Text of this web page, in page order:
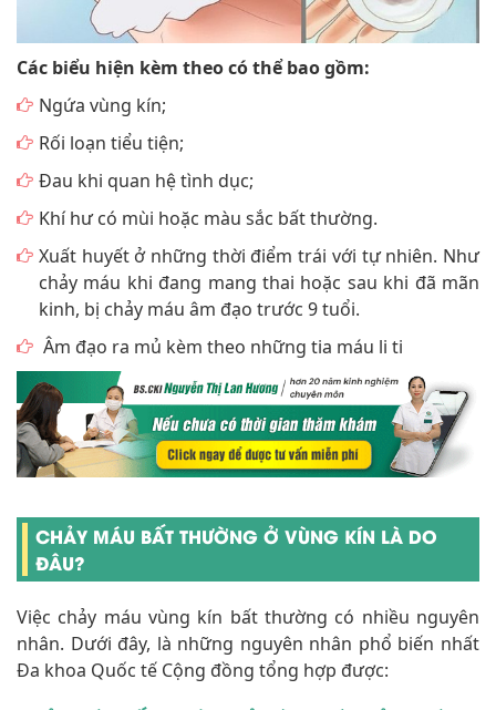
Các biểu hiện kèm theo có thể bao gồm:
Ngứa vùng kín;
Rối loạn tiểu tiện;
Đau khi quan hệ tình dục;
Khí hư có mùi hoặc màu sắc bất thường.
Xuất huyết ở những thời điểm trái với tự nhiên. Như
chảy máu khi đang mang thai hoặc sau khi đã mãn
kinh, bị chảy máu âm đạo trước 9 tuổi.
Âm đạo ra mủ kèm theo những tia máu li ti
CHẢY MÁU BẤT THƯỜNG Ở VÙNG KÍN LÀ DO
ĐÂU?
Việc chảy máu vùng kín bất thường có nhiều nguyên
nhân. Dưới đây, là những nguyên nhân phổ biến nhất
Đa khoa Quốc tế Cộng đồng tổng hợp được: